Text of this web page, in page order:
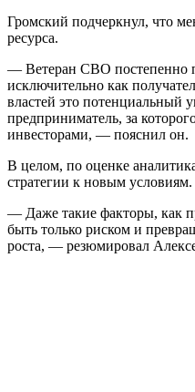
Громский подчеркнул, что
ресурса.
— Ветеран СВО постепенно
исключительно как
властей это потенциальный
предприниматель, за
инвесторами, — пояснил он.
В целом, по оценке
стратегии к новым условиям.
— Даже такие факторы, как
быть только риском и
роста, — резюмировал